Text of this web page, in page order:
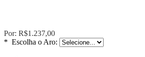
Por: R$1.237,00
* Escolha o Aro: